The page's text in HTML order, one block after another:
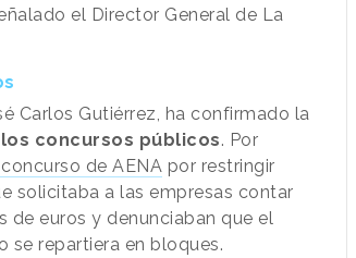
el Director General de La
Carlos Gutiérrez, ha confirmado la
concursos públicos. Por
de AENA por restringir
solicitaba a las empresas contar
de euros y denunciaban que el
se repartiera en bloques.